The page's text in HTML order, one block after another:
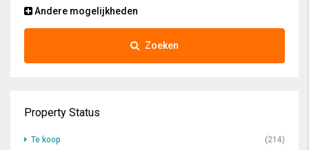
Andere mogelijkheden
Zoeken
Property Status
Te koop
(214)